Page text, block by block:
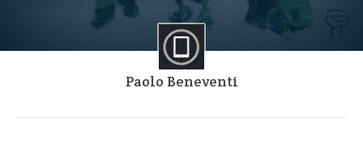
Paolo Beneventi